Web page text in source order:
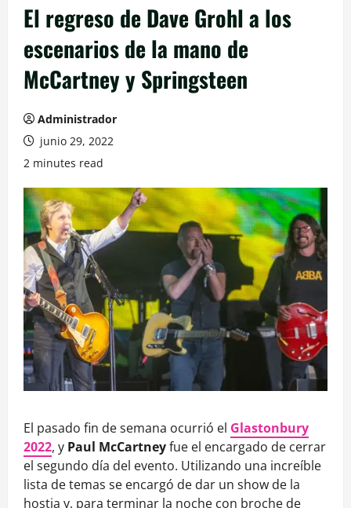
El regreso de Dave Grohl a los
escenarios de la mano de
McCartney y Springsteen
Administrador
junio 29, 2022
2 minutes read
El pasado fin de semana ocurrió el Glastonbury
2022, y Paul McCartneyfue el encargado de cerrar
el segundo día del evento. Utilizando una increíble
lista de temas se encargó de dar un show de la
hostia y, para terminar la noche con broche de